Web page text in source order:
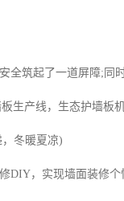
全筑起了一道屏障;同
生产线，生态护墙板
冬暖夏凉)
DIY，实现墙面装修个